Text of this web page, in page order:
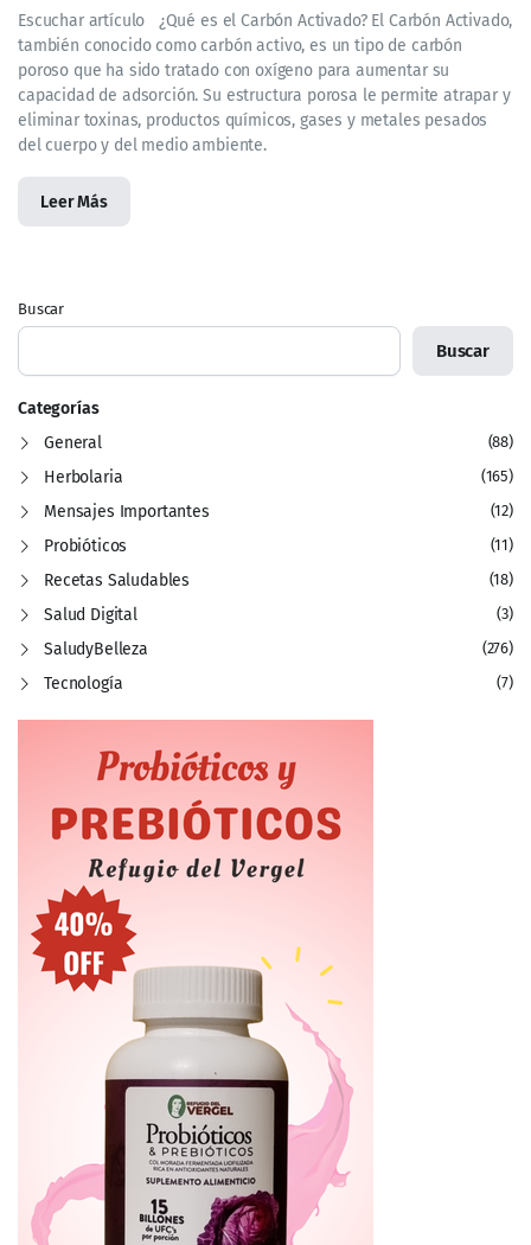
Escuchar artículo ¿Qué es el Carbón Activado? El Carbón Activado,
también conocido como carbón activo, es un tipo de carbón
poroso que ha sido tratado con oxígeno para aumentar su
capacidad de adsorción. Su estructura porosa le permite atrapar y
eliminar toxinas, productos químicos, gases y metales pesados
del cuerpo y del medio ambiente.
Leer Más
Buscar
Buscar
Categorías
General
(88)
Herbolaria (165)
Mensajes Importantes (12)
Probióticos (11)
Recetas Saludables (18)
Salud Digital (3)
SaludyBelleza (276)
Tecnología (7)